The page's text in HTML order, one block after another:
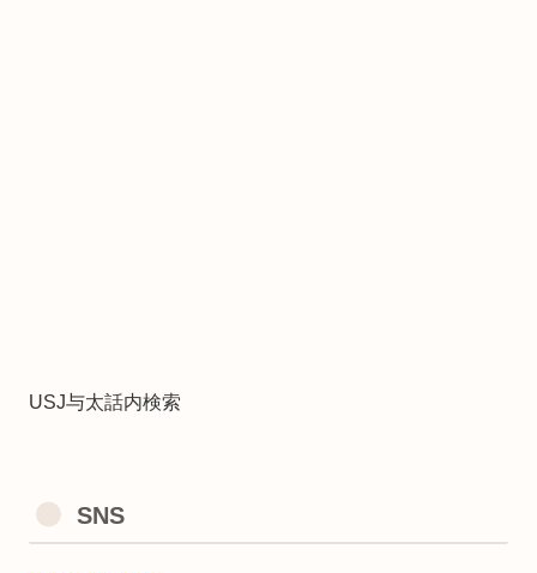
USJ与太話内検索
SNS